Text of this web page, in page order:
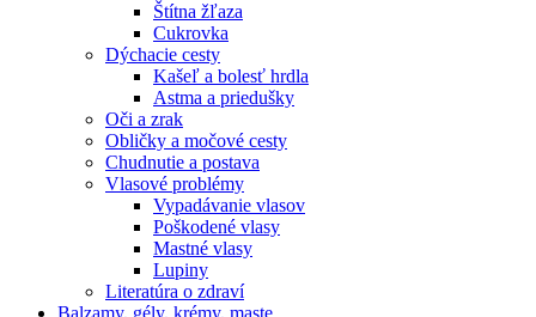
Štítna žľaza
Cukrovka
Dýchacie cesty
Kašeľ a bolesť hrdla
Astma a priedušky
Oči a zrak
Obličky a močové cesty
Chudnutie a postava
Vlasové problémy
Vypadávanie vlasov
Poškodené vlasy
Mastné vlasy
Lupiny
Literatúra o zdraví
Balzamy, gély, krémy, maste